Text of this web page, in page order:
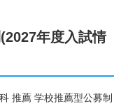
年度入試情
推薦 学校推薦型公募制